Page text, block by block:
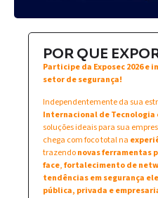
POR QUE
Participe da Exposec 2026 e
setor de segurança!
Independentemente da sua
Internacional de Tecnologia
soluções ideais para sua
chega com foco total na
trazendonovas ferramentas
face,fortalecimento de
tendências em segurança
pública, privada e